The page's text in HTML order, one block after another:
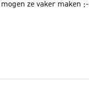
ze vaker maken ;-)